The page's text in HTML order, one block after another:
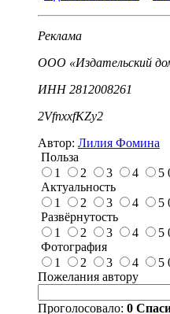
Реклама
ООО «Издательский
ИНН 2812008261
2VfnxxfKZy2
Автор: Лилия Фомина
Польза
1
2 3 4 5
Актуальность
1
2 3 4 5
Развёрнутость
1
2 3 4 5
Фотография
1
2 3 4 5
Пожелания автору
Проголосовало: 0